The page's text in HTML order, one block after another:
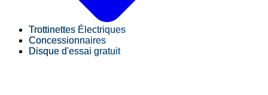
Trottinettes Électriques
Concessionnaires
Disque d'essai gratuit